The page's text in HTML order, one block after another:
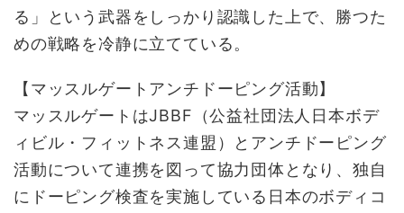
る」という武器をしっかり認識した上で、勝つた
めの戦略を冷静に立てている。
【マッスルゲートアンチドーピング活動】
マッスルゲートはJBBF（公益社団法人日本ボデ
ィビル・フィットネス連盟）とアンチドーピング
活動について連携を図って協力団体となり、独自
にドーピング検査を実施している日本のボディコ